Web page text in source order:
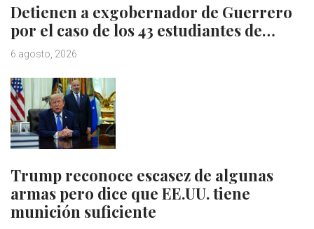
Detienen a exgobernador de Guerrero
por el caso de los 43 estudiantes de…
6 agosto, 2026
Trump reconoce escasez de algunas
armas pero dice que EE.UU. tiene
munición suficiente